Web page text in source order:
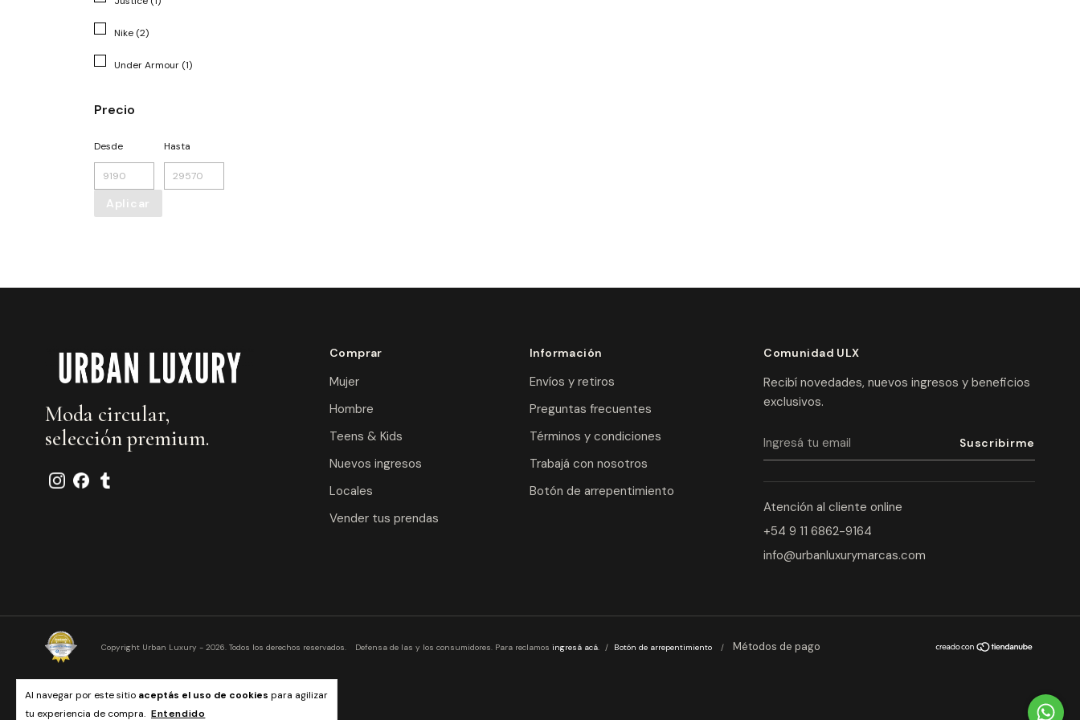
Al navegar por este sitio aceptás el uso de cookies para agilizar
tu experiencia de compra. Entendido
Nike (2)
Under Armour (1)
Precio
Desde Hasta
Aplicar
Moda circular,
selección premium.
Comprar
Mujer
Hombre
Teens & Kids
Nuevos ingresos
Locales
Vender tus prendas
Información
Envíos y retiros
Preguntas frecuentes
Términos y condiciones
Trabajá con nosotros
Botón de arrepentimiento
Comunidad ULX
Recibí novedades, nuevos ingresos y beneficios
exclusivos.
Atención al cliente online
+54 9 11 6862-9164
info@urbanluxurymarcas.com
Copyright Urban Luxury - 2026. Todos los derechos reservados. Defensa de las y los consumidores. Para reclamos ingresá acá. / Botón de arrepentimiento / Métodos de pago